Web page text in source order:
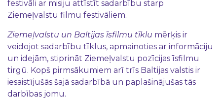
festivāli ar misiju attīstīt sadarbību starp
Ziemeļvalstu filmu festivāliem.
Ziemeļvalstu un Baltijas īsfilmu tīklu mērķis ir
veidojot sadarbību tīklus, apmainoties ar informāciju
un idejām, stiprināt Ziemeļvalstu pozīcijas īsfilmu
tirgū. Kopš pirmsākumiem arī trīs Baltijas valstis ir
iesaistījušās šajā sadarbībā un paplašinājušas tās
darbības jomu.